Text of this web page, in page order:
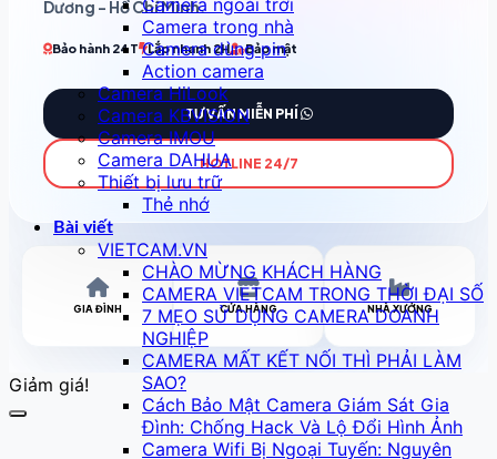
Camera ngoài trời
Camera trong nhà
Camera dùng pin
Action camera
Camera HiLook
Camera KBVISION
Camera IMOU
Camera DAHUA
Thiết bị lưu trữ
Thẻ nhớ
Bài viết
VIETCAM.VN
CHÀO MỪNG KHÁCH HÀNG
CAMERA VIETCAM TRONG THỜI ĐẠI SỐ
7 MẸO SỬ DỤNG CAMERA DOANH
NGHIỆP
CAMERA MẤT KẾT NỐI THÌ PHẢI LÀM
SAO?
Cách Bảo Mật Camera Giám Sát Gia
Đình: Chống Hack Và Lộ Đổi Hình Ảnh
Camera Wifi Bị Ngoại Tuyến: Nguyên
Dương - Hồ Chí Minh.
Bảo hành 24T Lắp nhanh 2H Bảo mật
TƯ VẤN MIỄN PHÍ
HOTLINE 24/7
GIA ĐÌNH CỬA HÀNG NHÀ XƯỞNG
Giảm giá!